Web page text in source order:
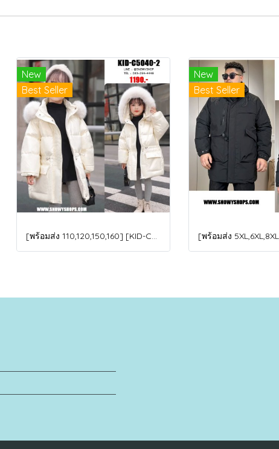
New
Best Seller
[พร้อมส่ง 110,120,150,160] [KID-C5040-2] เสื้อโค้ทกันหนาวเด็กขนเป็ดสีขาว แขนยาว มีกระเป๋าสองข้าง แบบซิปด้านหน้า หมวกฮู้ดติดเฟอร์ฟรุ้งฟริ้งใส่ติดลบกันหนาว เล่นหิมะได้ค่ะ
New
Best Seller